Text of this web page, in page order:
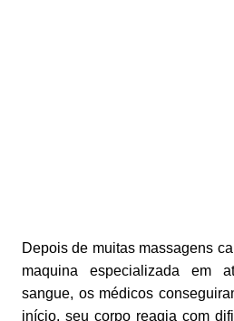
Depois de muitas massagens
maquina especializada em
sangue, os médicos
início, seu corpo reagia com